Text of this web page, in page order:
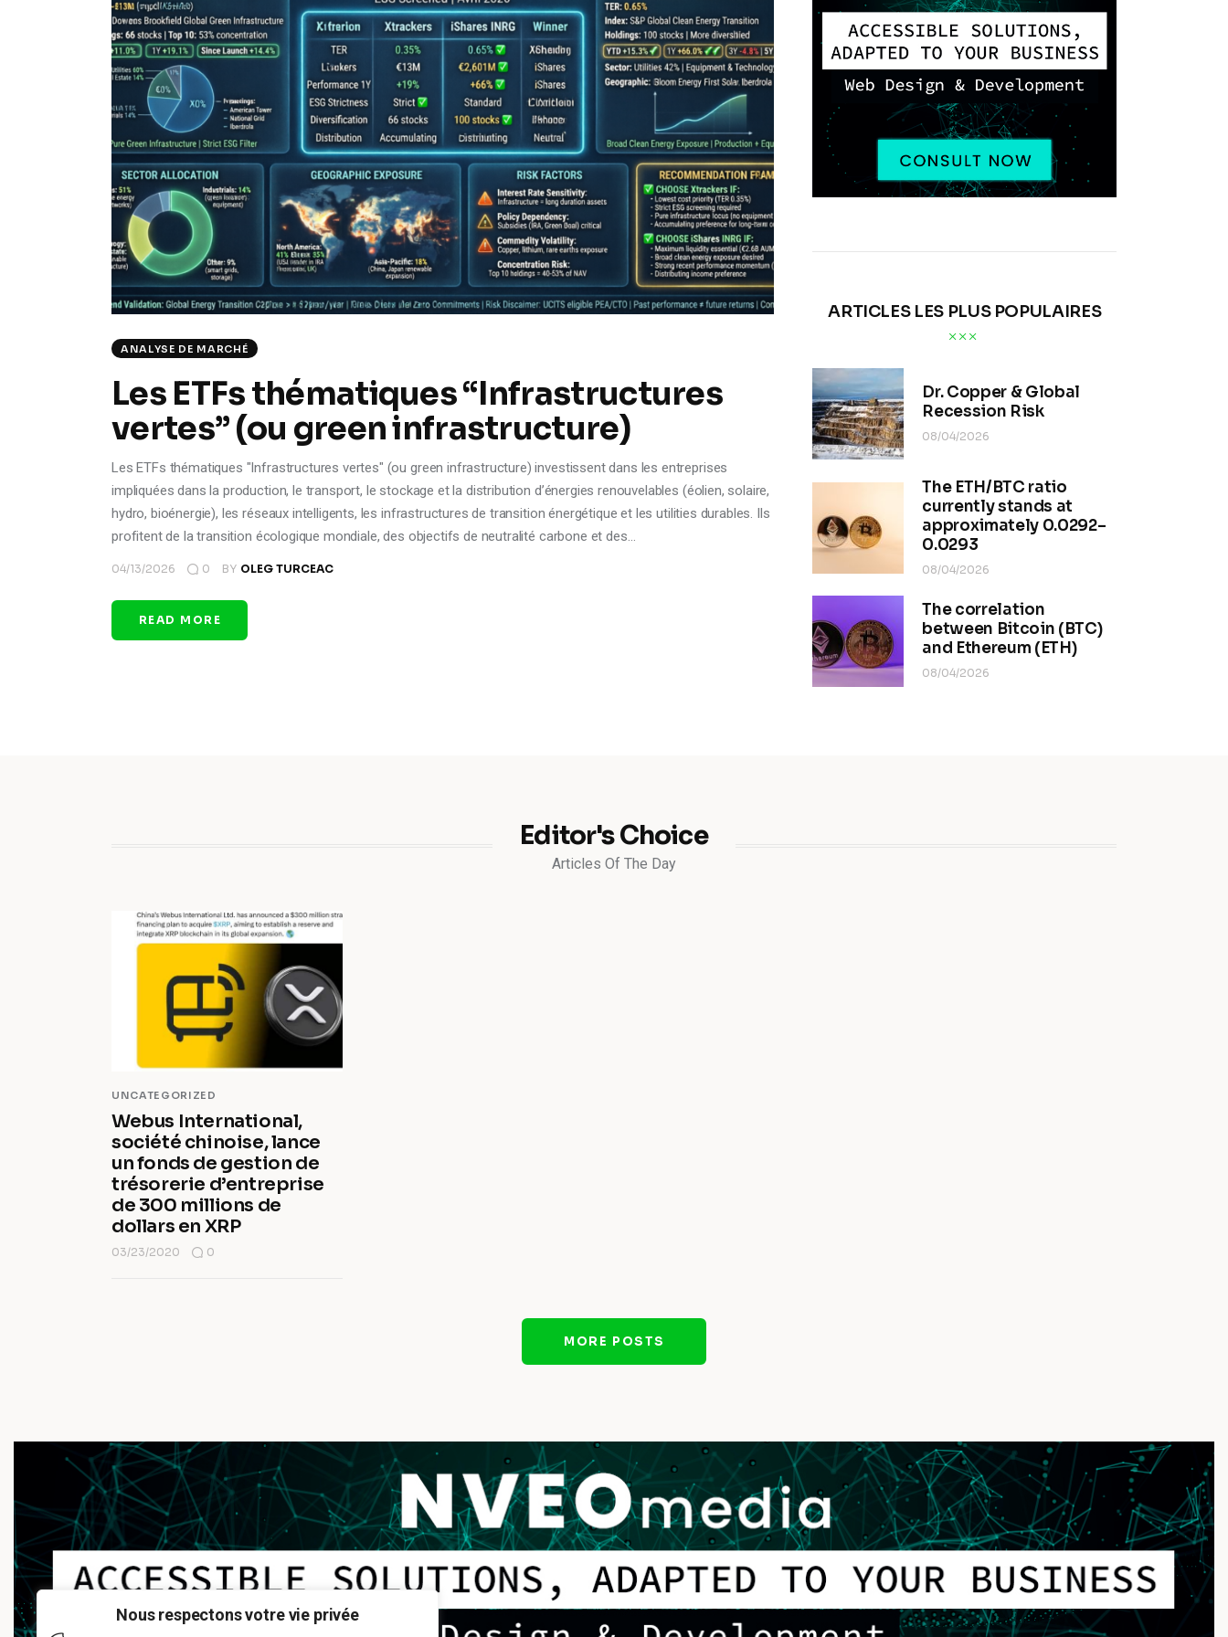
Nous respectons votre vie privée
ANALYSE DE MARCHÉ
Les ETFs thématiques “Infrastructures
vertes” (ou green infrastructure)
Les ETFs thématiques "Infrastructures vertes" (ou green infrastructure) investissent dans les entreprises
impliquées dans la production, le transport, le stockage et la distribution d’énergies renouvelables (éolien, solaire,
hydro, bioénergie), les réseaux intelligents, les infrastructures de transition énergétique et les utilities durables. Ils
profitent de la transition écologique mondiale, des objectifs de neutralité carbone et des…
04/13/2026 0 BY OLEG TURCEAC
READ MORE
ARTICLES LES PLUS POPULAIRES
Dr. Copper & Global
Recession Risk
08/04/2026
The ETH/BTC ratio
currently stands at
approximately 0.0292–
0.0293
08/04/2026
The correlation
between Bitcoin (BTC)
and Ethereum (ETH)
08/04/2026
Editor's Choice
Articles Of The Day
UNCATEGORIZED
Webus International,
société chinoise, lance
un fonds de gestion de
trésorerie d’entreprise
de 300 millions de
dollars en XRP
03/23/2020 0
MORE POSTS